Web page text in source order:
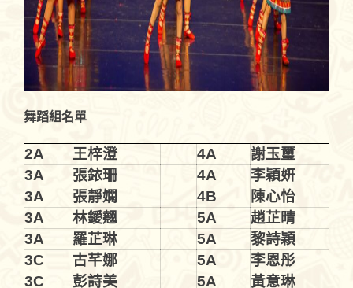
舞蹈組名單
2A 王梓澄 4A
謝玉璽
3A
張銥珊 4A
李穎妍
3A
張靜嫻 4B
陳心怡
3A
林鑀翹 5A
趙芷晴
3A
羅芷琳 5A
黎詩穎
3C
古芊娜 5A
李恩彤
3C
彭詩美 5A 黃意琳